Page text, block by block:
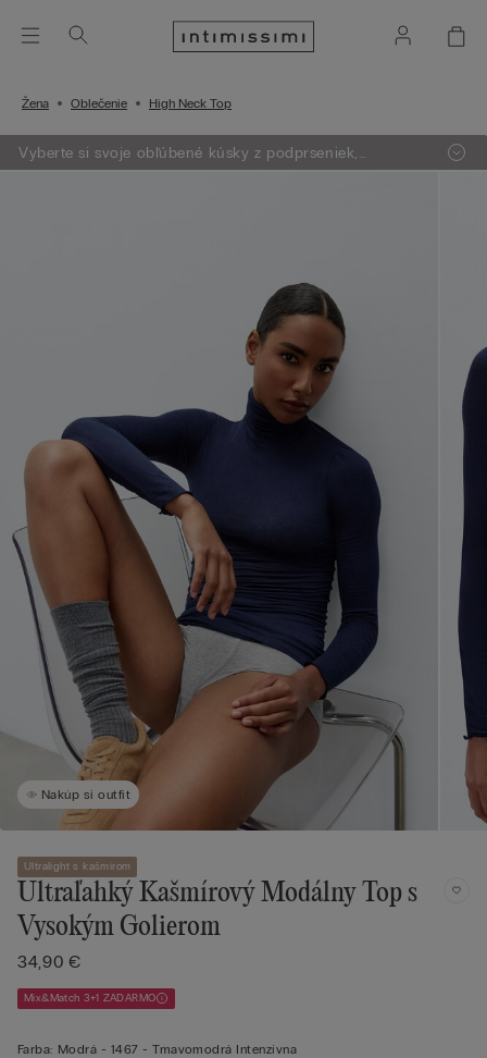
Žena Oblečenie High Neck Top
Vyberte si svoje obľúbené kúsky z podprseniek,
oblečenia, pyžám a lingerie. Vložte do košíka 4 produkty
Nakúp si outfit
Ultralight s kašmírom
Ultraľahký Kašmírový Modálny Top s
Vysokým Golierom
34,90 €
Mix&Match 3+1 ZADARMO
Farba: Modrá - 1467 - Tmavomodrá Intenzívna